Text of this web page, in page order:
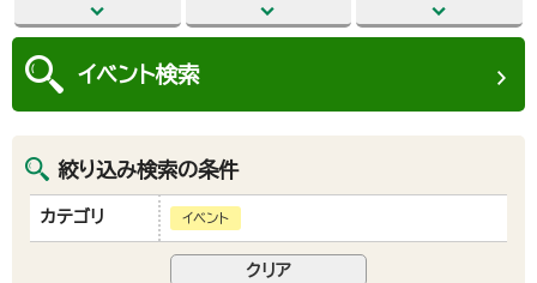
イベント検索
絞り込み検索の条件
カテゴリ イベント